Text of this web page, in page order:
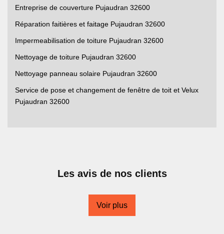
Entreprise de couverture Pujaudran 32600
Réparation faitières et faitage Pujaudran 32600
Impermeabilisation de toiture Pujaudran 32600
Nettoyage de toiture Pujaudran 32600
Nettoyage panneau solaire Pujaudran 32600
Service de pose et changement de fenêtre de toit et Velux
Pujaudran 32600
Les avis de nos clients
Voir plus